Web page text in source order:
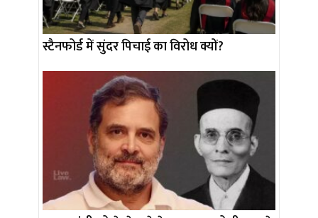
स्टैनफोर्ड में सुंदर पिचाई का विरोध क्यों?